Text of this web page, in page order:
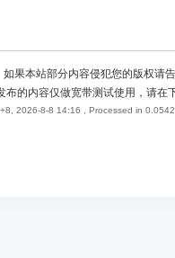
果本站部分内容侵犯您的版权请
布的内容仅做宽带测试使用，请在
2026-8-8 14:16 , Processed in